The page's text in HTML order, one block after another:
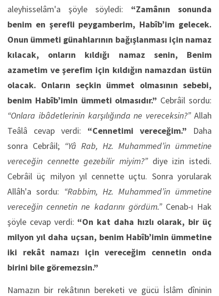
aleyhisselâm'a şöyle söyledi: “Zamânın sonunda
benim en şerefli peygamberim, Habîb’im gelecek.
Onun ümmeti günahlarının bağışlanması için namaz
kılacak, onların kıldığı namaz senin, Benim
azametim ve şerefim için kıldığın namazdan üstün
olacak. Onların seçkin ümmet olmasının sebebi,
benim Habîb’imin ümmeti olmasıdır.” Cebrâil sordu:
“Onlara ibâdetlerinin karşılığında ne vereceksin?”Allah
Teâlâ cevap verdi: “Cennetimi vereceğim.” Daha
sonra Cebrâil; “Yâ Rab, Hz. Muhammed’in ümmetine
vereceğin cennette gezebilir miyim?”diye izin istedi.
Cebrâil üç milyon yıl cennette uçtu. Sonra yorularak
Allâh'a sordu: “Rabbim, Hz. Muhammed’in ümmetine
vereceğin cennetin ne kadarını gördüm.”Cenab-ı Hak
şöyle cevap verdi: “On kat daha hızlı olarak, bir üç
milyon yıl daha uçsan, benim Habîb’imin ümmetine
iki rekât namazı için vereceğim cennetin onda
birini bile göremezsin.”
Namazın bir rekâtının bereketi ve gücü İslâm dîninin